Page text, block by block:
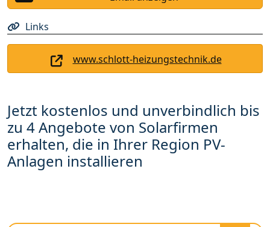
Links
www.schlott-heizungstechnik.de
Jetzt kostenlos und unverbindlich bis
zu 4 Angebote von Solarfirmen
erhalten, die in Ihrer Region PV-
Anlagen installieren